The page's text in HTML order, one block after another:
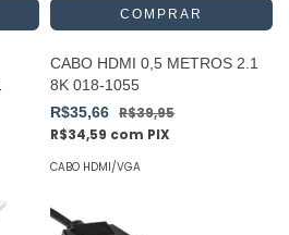
CABO HDMI 0,5 METROS 2.1
8K 018-1055
R$35,66 R$39,95
R$34,59 com PIX
CABO HDMI/VGA